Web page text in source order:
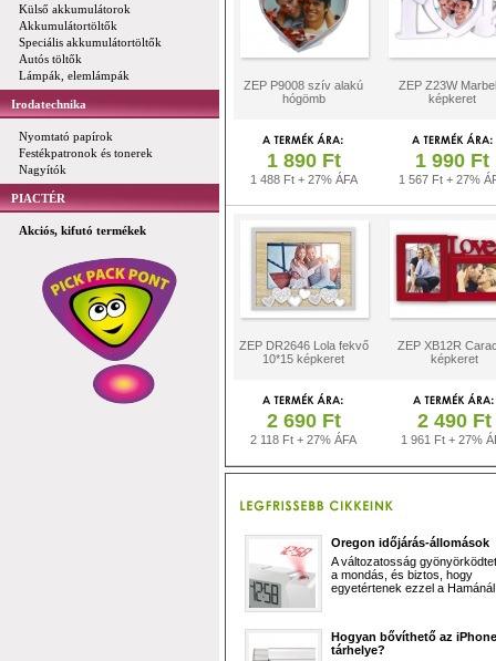
Külső akkumulátorok
Akkumulátortöltők
Speciális akkumulátortöltők
Autós töltők
Lámpák, elemlámpák
Irodatechnika
Nyomtató papírok
Festékpatronok és tonerek
Nagyítók
PIACTÉR
Akciós, kifutó termékek
ZEP P9008 szív alakú
hógömb
ZEP Z23W
képkeret
1 890 Ft
1 488 Ft + 27% ÁFA
1 990 Ft
1 567 Ft + 27%
ZEP DR2646 Lola fekvő
10*15 képkeret
ZEP XB12R
képkeret
2 690 Ft
2 118 Ft + 27% ÁFA
2 490 Ft
1 961 Ft + 27%
Oregon időjárás-állomások
A változatosság
a mondás, és biztos, hogy
egyetértenek ezzel a
Hogyan bővíthető az iPhone
tárhelye?